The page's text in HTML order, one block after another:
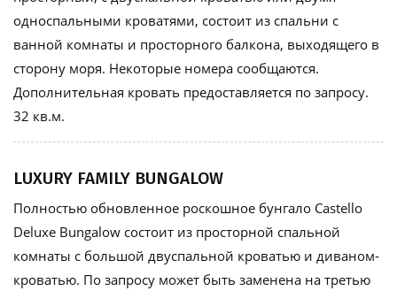
односпальными кроватями, состоит из спальни с
ванной комнаты и просторного балкона, выходящего в
сторону моря. Некоторые номера сообщаются.
Дополнительная кровать предоставляется по запросу.
32 кв.м.
LUXURY FAMILY BUNGALOW
Полностью обновленное роскошное бунгало Castello
Deluxe Bungalow состоит из просторной спальной
комнаты с большой двуспальной кроватью и диваном-
кроватью. По запросу может быть заменена на третью